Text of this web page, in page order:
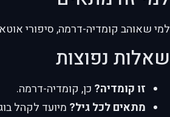
למי שאוהב קומדיה-דרמה, סיפורי
שאלות נפוצות
זו קומדיה? כן, קומדיה-דרמה.
מתאים לכל גיל? מיועד לקהל